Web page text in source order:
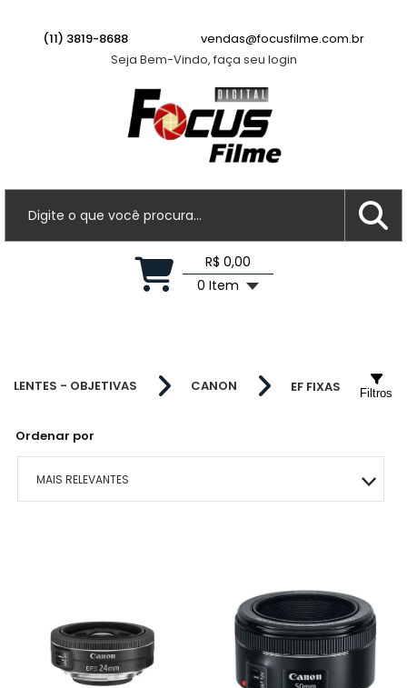
(11) 3819-8688
vendas@focusfilme.com.br
Seja Bem-Vindo, faça seu login
R$ 0,00
0 Item
LENTES - OBJETIVAS CANON EF FIXAS
Ordenar por
MAIS RELEVANTES
MAIOR PREÇO
A - Z
Filtros